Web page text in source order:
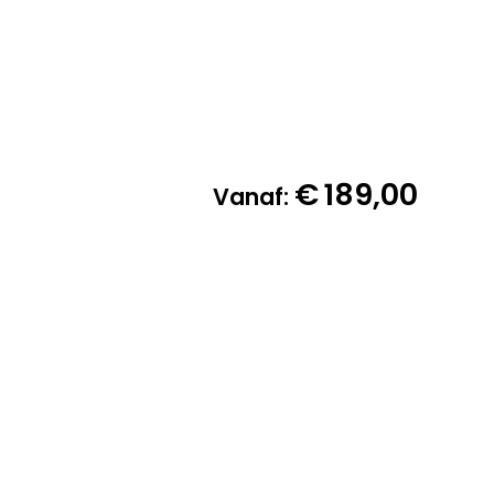
Vanaf: €189,00